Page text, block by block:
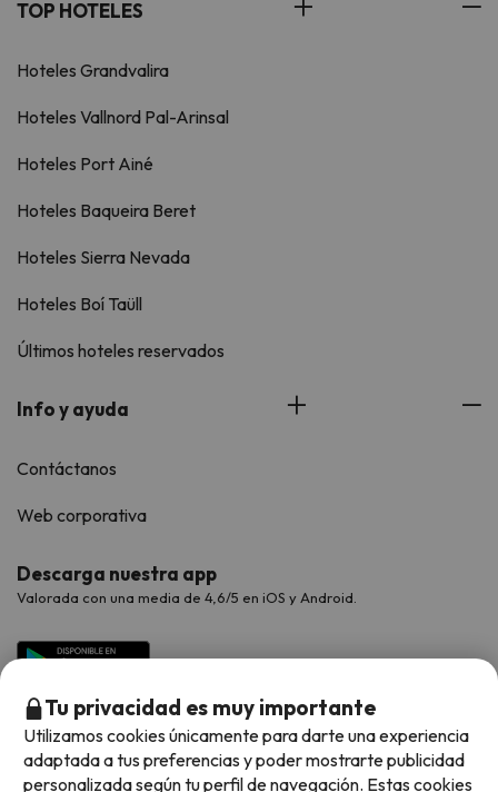
TOP HOTELES
Hoteles Grandvalira
Hoteles Vallnord Pal-Arinsal
Hoteles Port Ainé
Hoteles Baqueira Beret
Hoteles Sierra Nevada
Hoteles Boí Taüll
Últimos hoteles reservados
Info y ayuda
Contáctanos
Web corporativa
Descarga nuestra app
Valorada con una media de 4,6/5 en iOS y Android.
Tu privacidad es muy importante
Utilizamos cookies únicamente para darte una experiencia
adaptada a tus preferencias y poder mostrarte publicidad
personalizada según tu perfil de navegación. Estas cookies